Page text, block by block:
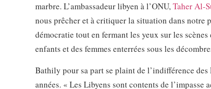
marbre. L’ambassadeur libyen à l’ONU,Taher Al-
nous prêcher et à critiquer la situation dans notre
démocratie tout en fermant les yeux sur les
enfants et des femmes enterrées sous les
Bathily pour sa part se plaint de l’indifférence
années. « Les Libyens sont contents de